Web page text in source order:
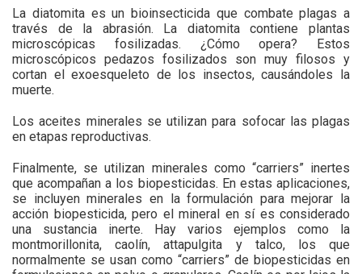
La diatomita es un bioinsecticida que combate plagas a
través de la abrasión. La diatomita contiene plantas
microscópicas fosilizadas. ¿Cómo opera? Estos
microscópicos pedazos fosilizados son muy filosos y
cortan el exoesqueleto de los insectos, causándoles la
muerte.
Los aceites minerales se utilizan para sofocar las plagas
en etapas reproductivas.
Finalmente, se utilizan minerales como “carriers” inertes
que acompañan a los biopesticidas. En estas aplicaciones,
se incluyen minerales en la formulación para mejorar la
acción biopesticida, pero el mineral en sí es considerado
una sustancia inerte. Hay varios ejemplos como la
montmorillonita, caolín, attapulgita y talco, los que
normalmente se usan como “carriers” de biopesticidas en